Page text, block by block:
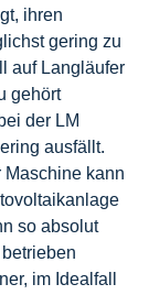
ihren
gering zu
auf Langläufer
gehört
der LM
ausfällt.
Maschine kann
so absolut
im Idealfall